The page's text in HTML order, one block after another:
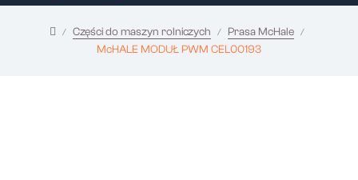
Części do maszyn rolniczych
Prasa McHale
McHALE MODUŁ PWM CEL00193